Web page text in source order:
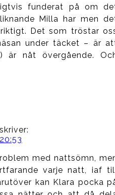
funderat på om
Milla har men
Det som tröstar
under täcket – är
är nåt övergående.
skriver:
med nattsömn,
varje natt, iaf
kan Klara pocka